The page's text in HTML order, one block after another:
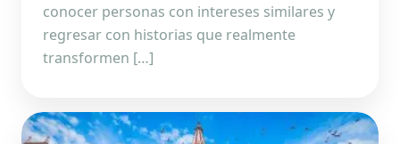
conocer personas con intereses similares y
regresar con historias que realmente
transformen […]